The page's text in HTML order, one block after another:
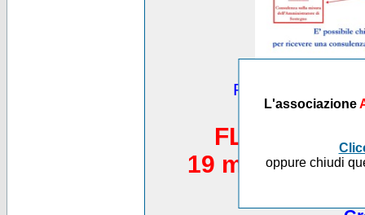
L'associazione
oppure chiudi
Puoi vedere
FLASH
19 maggio